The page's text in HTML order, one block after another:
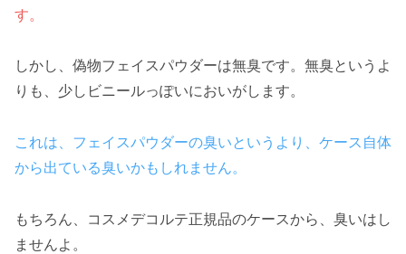
す。
しかし、偽物フェイスパウダーは無臭です。無臭というよ
りも、少しビニールっぽいにおいがします。
これは、フェイスパウダーの臭いというより、ケース自体
から出ている臭いかもしれません。
もちろん、コスメデコルテ正規品のケースから、臭いはし
ませんよ。